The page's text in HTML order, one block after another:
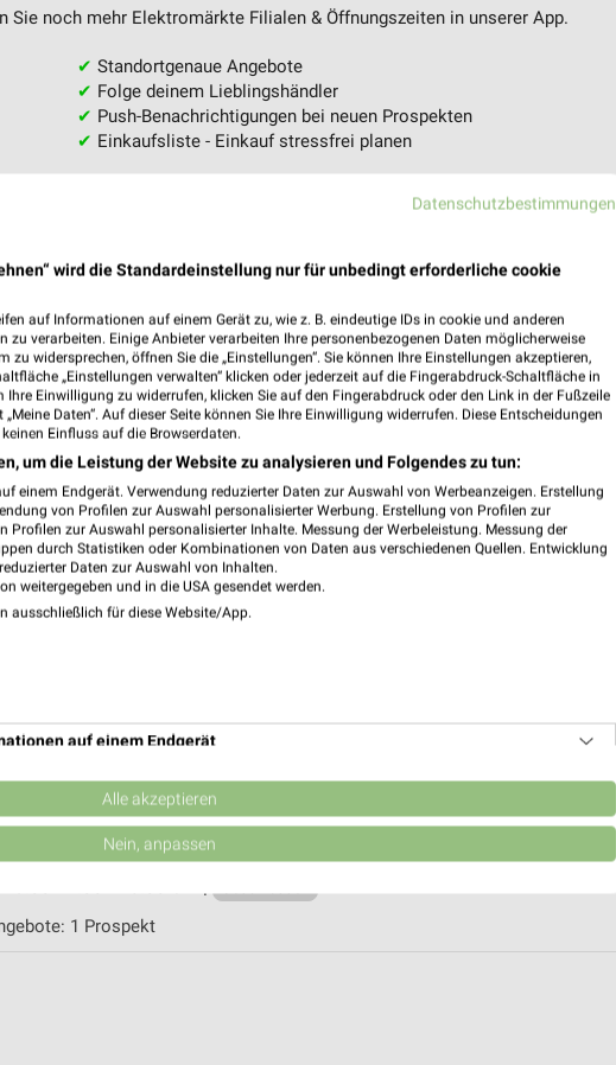
Sie noch mehr Elektromärkte Filialen & Öffnungszeiten in unserer App.
✔ Standortgenaue Angebote
✔ Folge deinem Lieblingshändler
✔ Push-Benachrichtigungen bei neuen Prospekten
✔ Einkaufsliste - Einkauf stressfrei planen
Güstrow
14:00 - 18:00 Uhr |
1 Prospekt
1 Prospekt
Datenschutzbestimmungen
wird die Standardeinstellung nur für unbedingt erforderliche cookie
auf Informationen auf einem Gerät zu, wie z. B. eindeutige IDs in cookie und anderen
zu verarbeiten. Einige Anbieter verarbeiten Ihre personenbezogenen Daten möglicherweise
widersprechen, öffnen Sie die „Einstellungen“. Sie können Ihre Einstellungen akzeptieren,
„Einstellungen verwalten“ klicken oder jederzeit auf die Fingerabdruck-Schaltfläche in
Ihre Einwilligung zu widerrufen, klicken Sie auf den Fingerabdruck oder den Link in der Fußzeile
Daten“. Auf dieser Seite können Sie Ihre Einwilligung widerrufen. Diese Entscheidungen
Einfluss auf die Browserdaten.
um die Leistung der Website zu analysieren und Folgendes zu tun:
einem Endgerät. Verwendung reduzierter Daten zur Auswahl von Werbeanzeigen. Erstellung
von Profilen zur Auswahl personalisierter Werbung. Erstellung von Profilen zur
Profilen zur Auswahl personalisierter Inhalte. Messung der Werbeleistung. Messung der
durch Statistiken oder Kombinationen von Daten aus verschiedenen Quellen. Entwicklung
Daten zur Auswahl von Inhalten.
weitergegeben und in die USA gesendet werden.
ausschließlich für diese Website/App.
auf einem Endgerät
von Werbeanzeigen
Werbung
von Inhalten
Alle akzeptieren
Nein, anpassen